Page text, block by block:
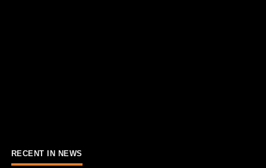
RECENT IN NEWS